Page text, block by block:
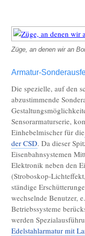
OXuna -
Sensor-
Messing
Sensor-
Sensor-
Chrom - AP
Sensor-
Design-
Schwarz
Sensor-
Chrom
Sensor-
Züge, an denen wir an
Armatur-
Die spezielle, auf den
abzustimmende
Sensorarmaturserie,
Einhebelmischer für die
der CSD. Da dieser
Eisenbahnsystemen
Elektronik neben den
(Stroboskop-
ständige
wechselnde Benutzer,
Betriebssysteme
werden
Edelstahlarmatur mit